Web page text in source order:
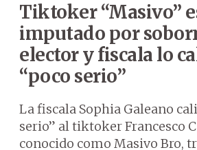
Tiktoker “Masivo”
imputado por
elector y fiscala lo
“poco serio”
La fiscala Sophia Galeano
serio” al tiktoker Francesco
conocido como Masivo Bro,